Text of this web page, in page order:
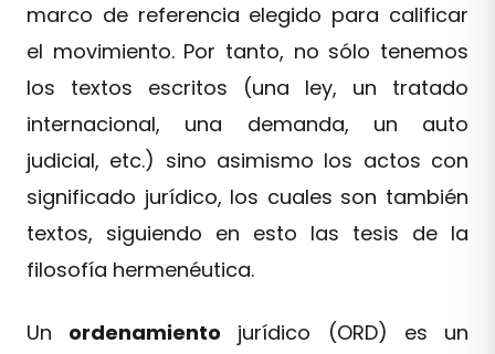
marco de referencia elegido para calificar
el movimiento. Por tanto, no sólo tenemos
los textos escritos (una ley, un tratado
internacional, una demanda, un auto
judicial, etc.) sino asimismo los actos con
significado jurídico, los cuales son también
textos, siguiendo en esto las tesis de la
filosofía hermenéutica.
Un ordenamiento jurídico (ORD) es un